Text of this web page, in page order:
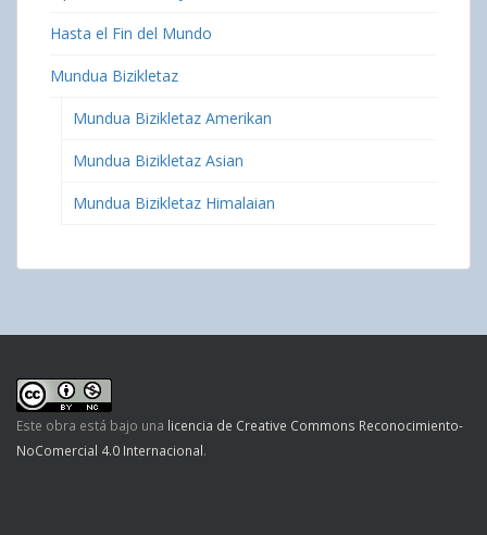
Hasta el Fin del Mundo
Mundua Bizikletaz
Mundua Bizikletaz Amerikan
Mundua Bizikletaz Asian
Mundua Bizikletaz Himalaian
Este obra está bajo una licencia de Creative Commons Reconocimiento-
NoComercial 4.0 Internacional.